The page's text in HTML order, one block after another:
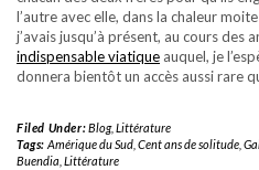
l’autre avec elle, dans la chaleur
j’avais jusqu’à présent, au cours des
indispensable viatique auquel, je
donnera bientôt un accès aussi rare
Filed Under:Blog, Littérature
Tags: Amérique du Sud, Cent ans de solitude,
Buendia Littérature